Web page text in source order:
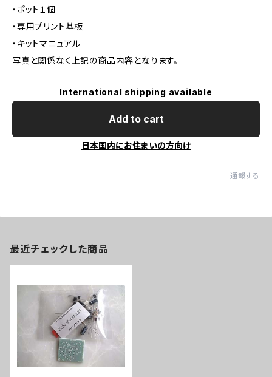
・ポット１個
・専用プリント基板
・キットマニュアル
写真と関係なく上記の商品内容となります。
International shipping available
Add to cart
日本国内にお住まいの方向け
通報する
最近チェックした商品